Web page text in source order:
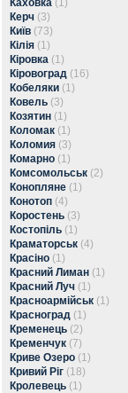
Каховка (1)
Керч (3)
Київ (73)
Кілія (1)
Кіровка (1)
Кіровоград (16)
Кобеляки (1)
Ковель (3)
Козятин (1)
Коломак (1)
Коломия (3)
Комарно (1)
Комсомольськ (2)
Конопляне (1)
Конотоп (4)
Коростень (3)
Костопіль (1)
Краматорськ (4)
Красіно (1)
Красний Лиман (1)
Красний Луч (1)
Красноармійськ (1)
Красноград (1)
Кременець (2)
Кременчук (7)
Криве Озеро (1)
Кривий Ріг (18)
Кролевець (1)